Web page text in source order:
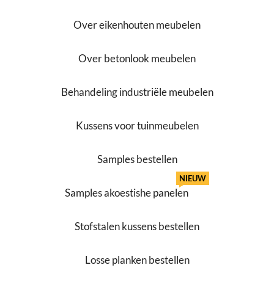
Over eikenhouten meubelen
Over betonlook meubelen
Behandeling industriële meubelen
Kussens voor tuinmeubelen
Samples bestellen
Samples akoestishe panelen
NIEUW
Stofstalen kussens bestellen
Losse planken bestellen